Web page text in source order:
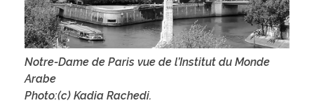
Notre-Dame de Paris vue de l’Institut du Monde
Arabe
Photo:(c) Kadia Rachedi.